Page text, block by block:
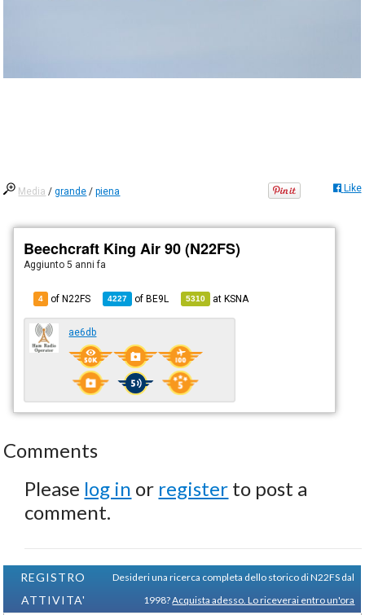
Media /grande /piena Like
Beechcraft King Air 90 (N22FS)
Aggiunto5 anni fa
4 of N22FS 4227 ofBE9L 5310 atKSNA
ae6db
Comments
Please log in or register to post a
comment.
REGISTRO
ATTIVITA'
Desideri una ricerca completa dello storico di N22FS dal
1998?Acquista adesso. Lo riceverai entro un'ora